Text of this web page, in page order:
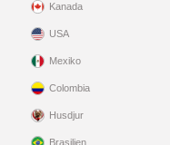
Kanada
USA
Mexiko
Colombia
Husdjur
Brasilien